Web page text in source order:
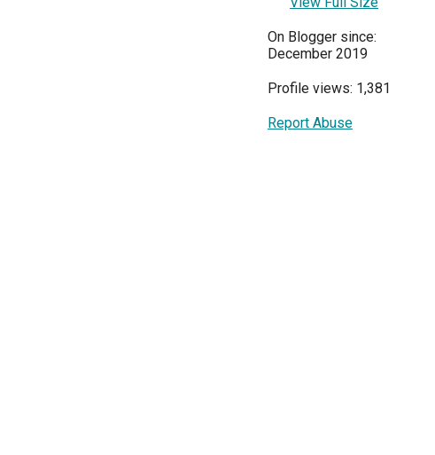
On Blogger since:
December 2019
Profile views: 1,381
Report Abuse